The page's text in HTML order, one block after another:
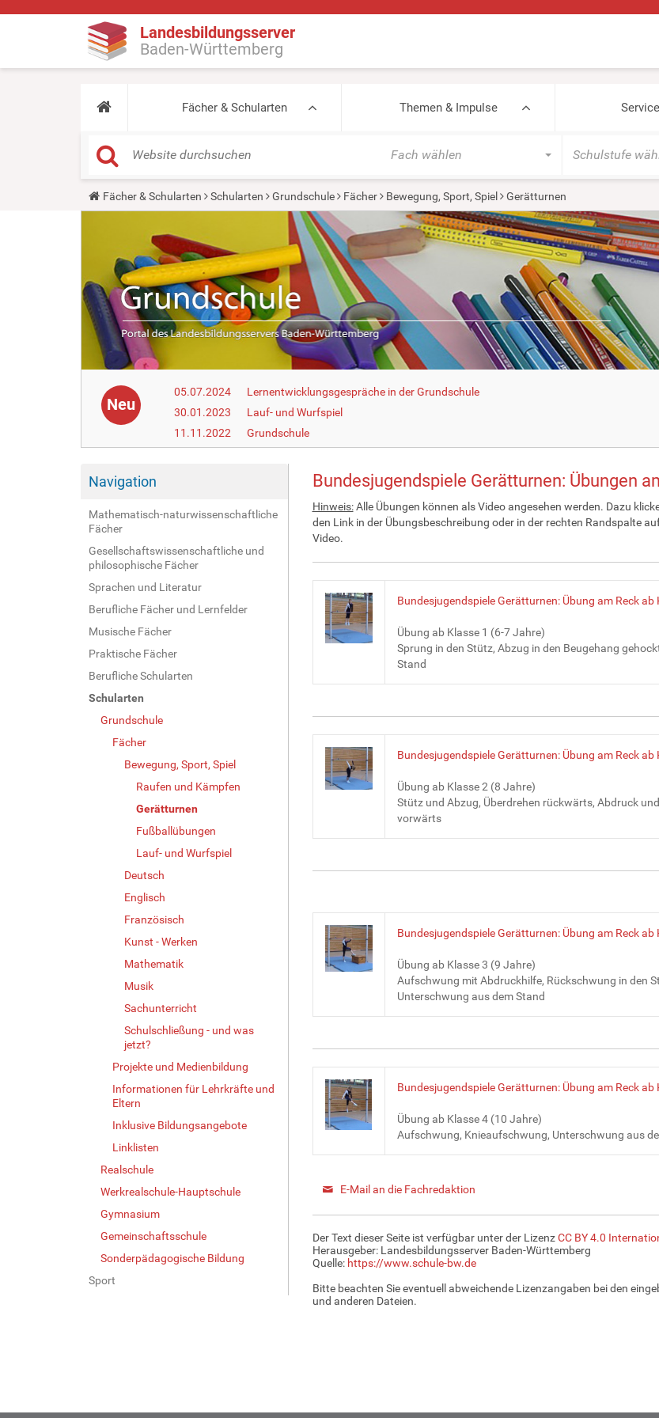
Landesbildungsserver
Baden-Württemberg
Fächer & Schularten Themen & Impulse
Fach wählen Schulstufe
Y
o
e
r
e
Fächer & Schularten Schularten Grundschule Fächer Bewegung, Sport, Spiel Gerätturnen
Neu
05.07.2024
Lernentwicklungsgespräche in der Grundschule
30.01.2023
Lauf- und Wurfspiel
11.11.2022
Grundschule
Navigation
Mathematisch-naturwissenschaftliche
Fächer
Gesellschaftswissenschaftliche und
philosophische Fächer
Sprachen und Literatur
Berufliche Fächer und Lernfelder
Musische Fächer
Praktische Fächer
Berufliche Schularten
Schularten
Grundschule
Fächer
Bewegung, Sport, Spiel
Raufen und Kämpfen
Gerätturnen
Fußballübungen
Lauf- und Wurfspiel
Deutsch
Englisch
Französisch
Kunst - Werken
Mathematik
Musik
Sachunterricht
Schulschließung - und was
jetzt?
Projekte und Medienbildung
Informationen für Lehrkräfte und
Eltern
Inklusive Bildungsangebote
Linklisten
Realschule
Werkrealschule-Hauptschule
Gymnasium
Gemeinschaftsschule
Sonderpädagogische Bildung
Sport
Bundesjugendspiele Gerätturnen: Übungen
Hinweis:Alle Übungen können als Video angesehen werden. Dazu
den Link in der Übungsbeschreibung oder in der rechten Randspalte
Video.
Bundesjugendspiele Gerätturnen: Übung am Reck ab
Übung ab Klasse 1 (6-7 Jahre)
Sprung in den Stütz, Abzug in den Beugehang
Stand
Bundesjugendspiele Gerätturnen: Übung am Reck ab
Übung ab Klasse 2 (8 Jahre)
Stütz und Abzug, Überdrehen rückwärts, Abdruck
vorwärts
Bundesjugendspiele Gerätturnen: Übung am Reck ab
Übung ab Klasse 3 (9 Jahre)
Aufschwung mit Abdruckhilfe, Rückschwung in den
Unterschwung aus dem Stand
Bundesjugendspiele Gerätturnen: Übung am Reck ab
Übung ab Klasse 4 (10 Jahre)
Aufschwung, Knieaufschwung, Unterschwung aus
E-Mail an die Fachredaktion
Der Text dieser Seite ist verfügbar unter der LizenzCC BY 4.0
Herausgeber: Landesbildungsserver Baden-Württemberg
Quelle: https://www.schule-bw.de
Bitte beachten Sie eventuell abweichende Lizenzangaben bei den
und anderen Dateien.